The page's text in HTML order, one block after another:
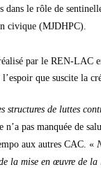
dans le rôle de
civique (MJDHPC).
par le REN-LAC
que suscite la
structures de luttes
n’a pas manquée de
aux autres CAC. «
la mise en œuvre de